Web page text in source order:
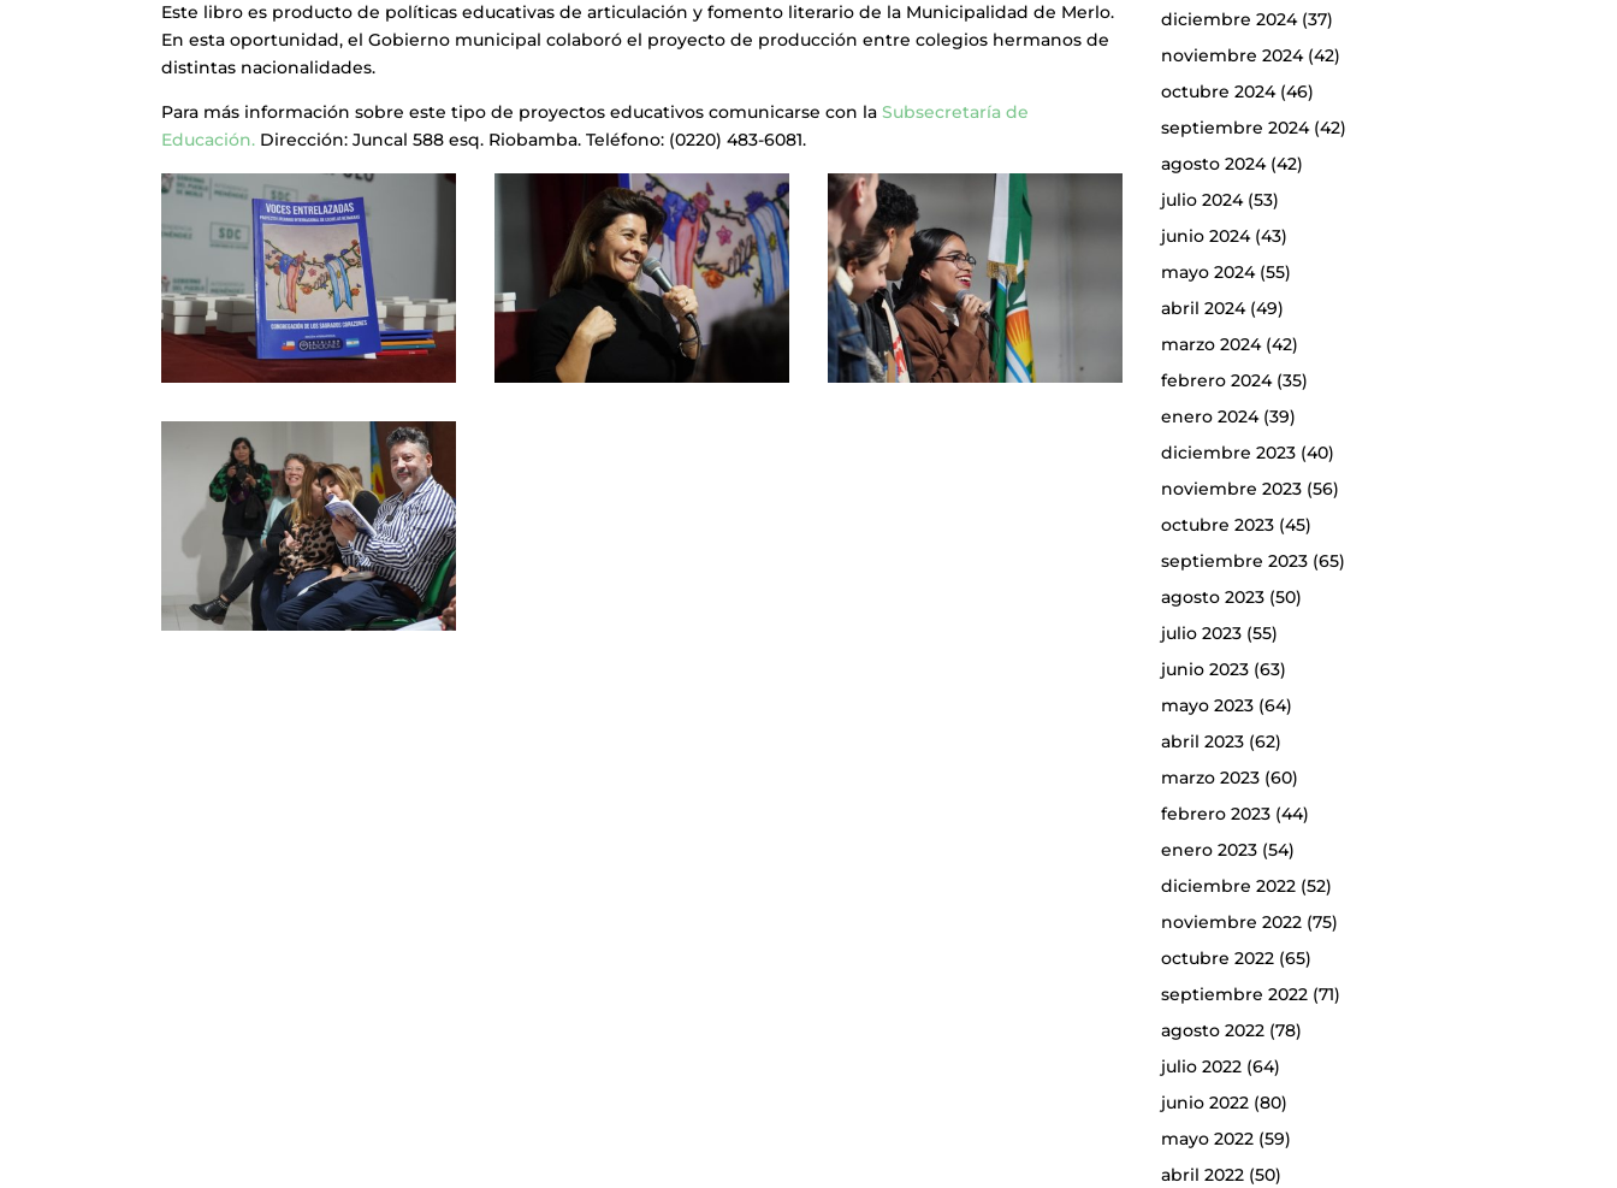
Este libro es producto de políticas educativas de articulación y fomento literario de la Municipalidad de Merlo.
En esta oportunidad, el Gobierno municipal colaboró el proyecto de producción entre colegios hermanos de
distintas nacionalidades.
Para más información sobre este tipo de proyectos educativos comunicarse con laSubsecretaría de
Educación. Dirección: Juncal 588 esq. Riobamba. Teléfono: (0220) 483-6081.
diciembre 2024(37)
noviembre 2024(42)
octubre 2024(46)
septiembre 2024(42)
agosto 2024(42)
julio 2024(53)
junio 2024(43)
mayo 2024(55)
abril 2024(49)
marzo 2024(42)
febrero 2024(35)
enero 2024(39)
diciembre 2023(40)
noviembre 2023(56)
octubre 2023(45)
septiembre 2023(65)
agosto 2023(50)
julio 2023(55)
junio 2023(63)
mayo 2023(64)
abril 2023(62)
marzo 2023(60)
febrero 2023(44)
enero 2023(54)
diciembre 2022(52)
noviembre 2022(75)
octubre 2022(65)
septiembre 2022(71)
agosto 2022(78)
julio 2022(64)
junio 2022(80)
mayo 2022(59)
abril 2022(50)